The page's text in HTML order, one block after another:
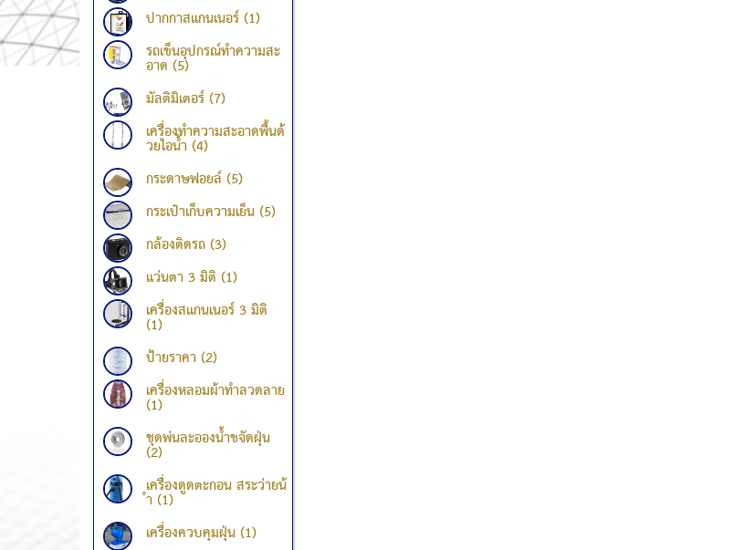
ปากกาสแกนเนอร์ (1)
รถเข็นอุปกรณ์ทำความสะ
อาด (5)
มัลติมิเตอร์ (7)
เครื่องทำความสะอาดพื้นด้
วยไอน้ำ (4)
กระดาษฟอยล์ (5)
กระเป๋าเก็บความเย็น (5)
กล้องติดรถ (3)
แว่นตา 3 มิติ (1)
เครื่องสแกนเนอร์ 3 มิติ
(1)
ป้ายราคา (2)
เครื่องหลอมผ้าทำลวดลาย
(1)
ชุดพ่นละอองน้ำขจัดฝุ่น
(2)
เครื่องดูดตะกอน สระว่ายน้
ำ (1)
เครื่องควบคุมฝุ่น (1)